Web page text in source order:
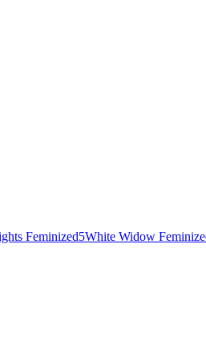
Feminized5White Widow